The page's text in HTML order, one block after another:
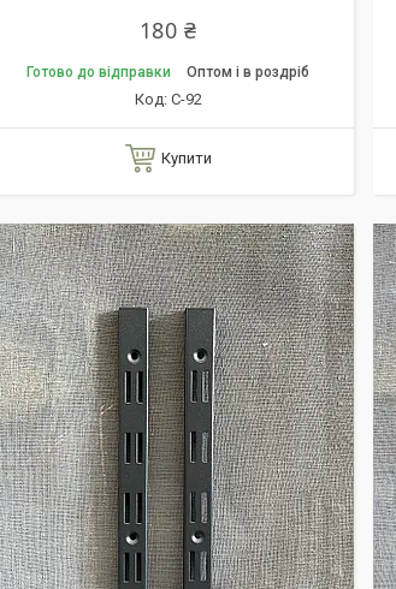
180 ₴
Готово до відправки Оптом і в роздріб
С-92
Купити